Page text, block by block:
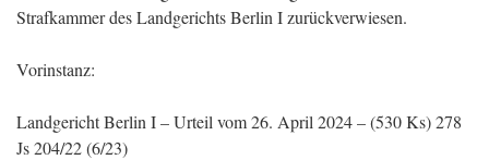
Strafkammer des Landgerichts Berlin I zurückverwiesen.
Vorinstanz:
Landgericht Berlin I – Urteil vom 26. April 2024 – (530 Ks) 278
Js 204/22 (6/23)